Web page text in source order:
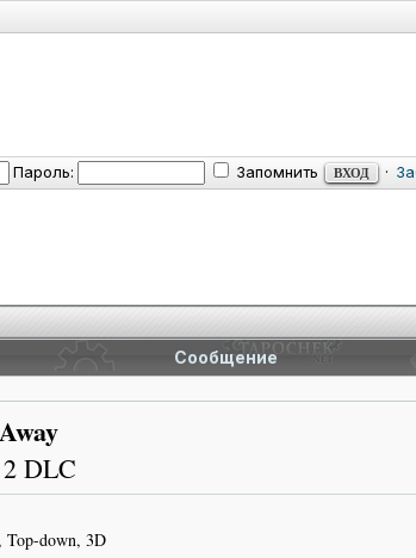
Пароль: Запомнить ·
Сообщение
DLC
Top-down, 3D